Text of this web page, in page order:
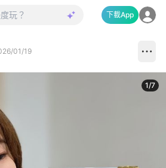
下載App
01/19
1/7